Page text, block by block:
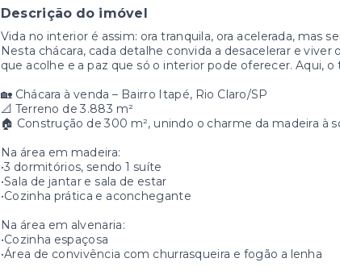
Descrição do imóvel
Vida no interior é assim: ora tranquila, ora acelerada, mas
Nesta chácara, cada detalhe convida a desacelerar e
que acolhe e a paz que só o interior pode oferecer. Aqui,
🏡 Chácara à venda – Bairro Itapé, Rio Claro/SP
📐 Terreno de 3.883 m²
🏠 Construção de 300 m², unindo o charme da madeira à
Na área em madeira:
•3 dormitórios, sendo 1 suíte
•Sala de jantar e sala de estar
•Cozinha prática e aconchegante
Na área em alvenaria:
•Cozinha espaçosa
•Área de convivência com churrasqueira e fogão a lenha